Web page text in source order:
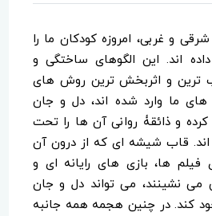
و غربی، امروزه کودکان ما را
اند. این الگوهای ساختگی و
ترین و اثربخش ترین روش های
ما وارد شده اند، دل و جان
کرده و ذائقۀ روانی آن ها را تحت
اند. قاب شیشه ای که از درون آن
فیلم ها، بازی های رایانه ای و
می نشینند، می تواند دل و جان
خود کند. در چنین هجمه همه جانبه